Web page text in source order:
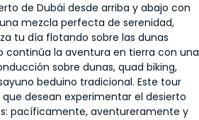
de Dubái desde arriba y abajo con
mezcla perfecta de serenidad,
tu día flotando sobre las dunas
continúa la aventura en tierra con una
sobre dunas, quad biking,
beduino tradicional. Este tour
desean experimentar el desierto
pacíficamente, aventureramente y